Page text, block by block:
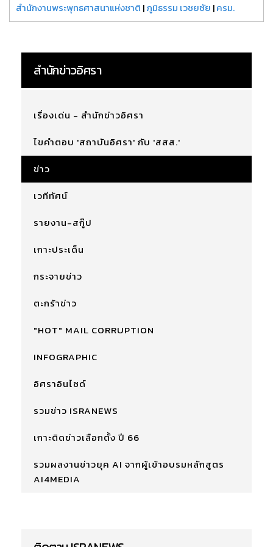
สำนักงานพระพุทธศาสนาแห่งชาติ |ภูมิธรรม เวชยชัย |ครม.
สำนักข่าวอิศรา
เรื่องเด่น - สำนักข่าวอิศรา
ไขคำตอบ 'สถาบันอิศรา' กับ 'สสส.'
ข่าว
เวทีทัศน์
รายงาน-สกู๊ป
เกาะประเด็น
กระจายข่าว
ตะกร้าข่าว
"HOT" MAIL CORRUPTION
INFOGRAPHIC
อิศราอินไซด์
รวมข่าว ISRANEWS
เกาะติดข่าวเลือกตั้ง ปี 66
รวมผลงานข่าวยุค AI จากผู้เข้าอบรมหลักสูตร
AI4MEDIA